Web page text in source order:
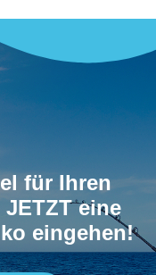
für Ihren
eine
eingehen!